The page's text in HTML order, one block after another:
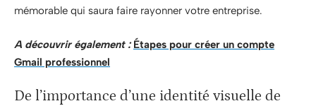
mémorable qui saura faire rayonner votre entreprise.
A découvrir également : Étapes pour créer un compte
Gmail professionnel
De l’importance d’une identité visuelle de